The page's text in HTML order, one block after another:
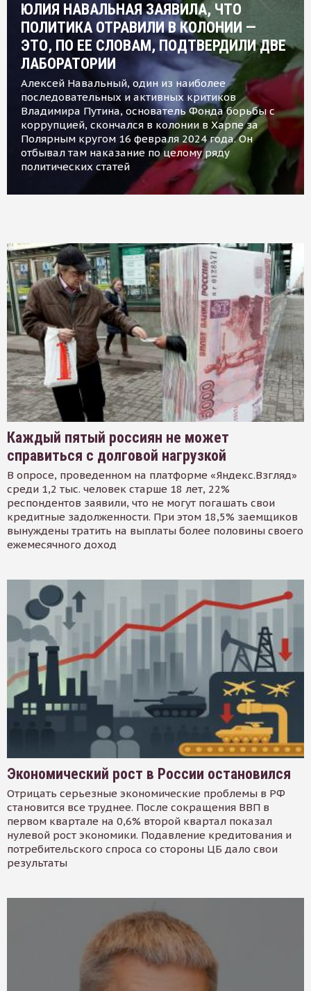
ЮЛИЯ НАВАЛЬНАЯ ЗАЯВИЛА, ЧТО
ПОЛИТИКА ОТРАВИЛИ В КОЛОНИИ —
ЭТО, ПО ЕЕ СЛОВАМ, ПОДТВЕРДИЛИ ДВЕ
ЛАБОРАТОРИИ
Алексей Навальный, один из наиболее
последовательных и активных критиков
Владимира Путина, основатель Фонда борьбы с
коррупцией, скончался в колонии в Харпе за
Полярным кругом 16 февраля 2024 года. Он
отбывал там наказание по целому ряду
политических статей
Каждый пятый россиян не может
справиться с долговой нагрузкой
В опросе, проведенном на платформе «Яндекс.Взгляд»
среди 1,2 тыс. человек старше 18 лет, 22%
респондентов заявили, что не могут погашать свои
кредитные задолженности. При этом 18,5% заемщиков
вынуждены тратить на выплаты более половины своего
ежемесячного доход
Экономический рост в России остановился
Отрицать серьезные экономические проблемы в РФ
становится все труднее. После сокращения ВВП в
первом квартале на 0,6% второй квартал показал
нулевой рост экономики. Подавление кредитования и
потребительского спроса со стороны ЦБ дало свои
результаты